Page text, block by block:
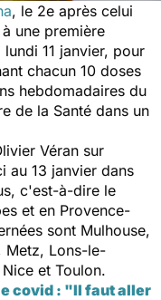
, le 2e après celui
une première
11 janvier, pour
chacun 10 doses
hebdomadaires du
de la Santé dans un
Véran sur
au 13 janvier dans
c'est-à-dire le
et en Provence-
sont Mulhouse,
Metz, Lons-le-
et Toulon.
covid : "Il faut aller